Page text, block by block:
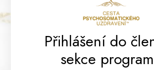
Přihlášení do
sekce